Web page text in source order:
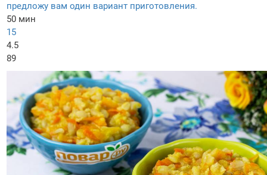
предложу вам один вариант приготовления.
50 мин
15
4.5
89